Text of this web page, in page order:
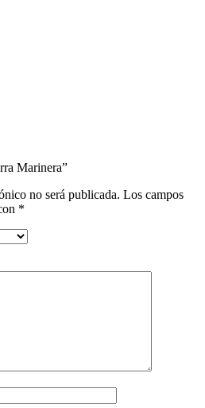
Marinera”
no será publicada. Los campos
*